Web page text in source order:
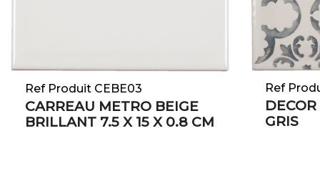
Ref Produit CEBE03
CARREAU METRO BEIGE
BRILLANT 7.5 X 15 X 0.8 CM
Ref
GRIS